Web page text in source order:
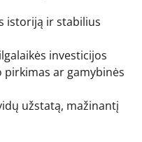
istoriją ir stabilius
investicijos
ar gamybinės
užstatą, mažinantį